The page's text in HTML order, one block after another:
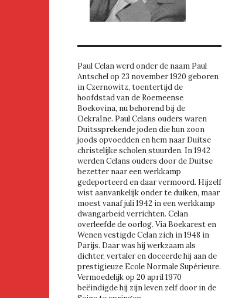
Paul Celan werd onder de naam Paul
Antschel op 23 november 1920 geboren
in Czernowitz, toentertijd de
hoofdstad van de Roemeense
Boekovina, nu behorend bij de
Oekraïne. Paul Celans ouders waren
Duitssprekende joden die hun zoon
joods opvoedden en hem naar Duitse
christelijke scholen stuurden. In 1942
werden Celans ouders door de Duitse
bezetter naar een werkkamp
gedeporteerd en daar vermoord. Hijzelf
wist aanvankelijk onder te duiken, maar
moest vanaf juli 1942 in een werkkamp
dwangarbeid verrichten. Celan
overleefde de oorlog. Via Boekarest en
Wenen vestigde Celan zich in 1948 in
Parijs. Daar was hij werkzaam als
dichter, vertaler en doceerde hij aan de
prestigieuze Ecole Normale Supérieure.
Vermoedelijk op 20 april 1970
beëindigde hij zijn leven zelf door in de